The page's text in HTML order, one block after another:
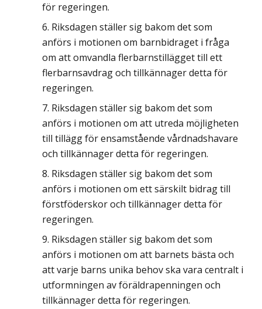
för regeringen.
Riksdagen ställer sig bakom det som
anförs i motionen om barnbidraget i fråga
om att omvandla flerbarnstillägget till ett
flerbarnsavdrag och tillkännager detta för
regeringen.
Riksdagen ställer sig bakom det som
anförs i motionen om att utreda möjligheten
till tillägg för ensamstående vårdnadshavare
och tillkännager detta för regeringen.
Riksdagen ställer sig bakom det som
anförs i motionen om ett särskilt bidrag till
förstföderskor och tillkännager detta för
regeringen.
Riksdagen ställer sig bakom det som
anförs i motionen om att barnets bästa och
att varje barns unika behov ska vara centralt i
utformningen av föräldrapenningen och
tillkännager detta för regeringen.